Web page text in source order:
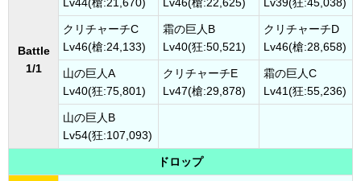
Battle
1/1
クリチャーチC
Lv46(槍:24,133)
霜の巨人B
Lv40(狂:50,521)
クリチャーチD
Lv46(槍:28,658)
山の巨人A
Lv40(狂:75,801)
クリチャーチE
Lv47(槍:29,878)
霜の巨人C
Lv41(狂:55,236)
山の巨人B
Lv54(狂:107,093)
ドロップ